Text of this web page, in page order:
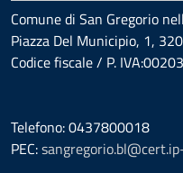
Comune di San Gregorio
Piazza Del Municipio, 1,
Codice fiscale / P.
Telefono: 0437800018
PEC: